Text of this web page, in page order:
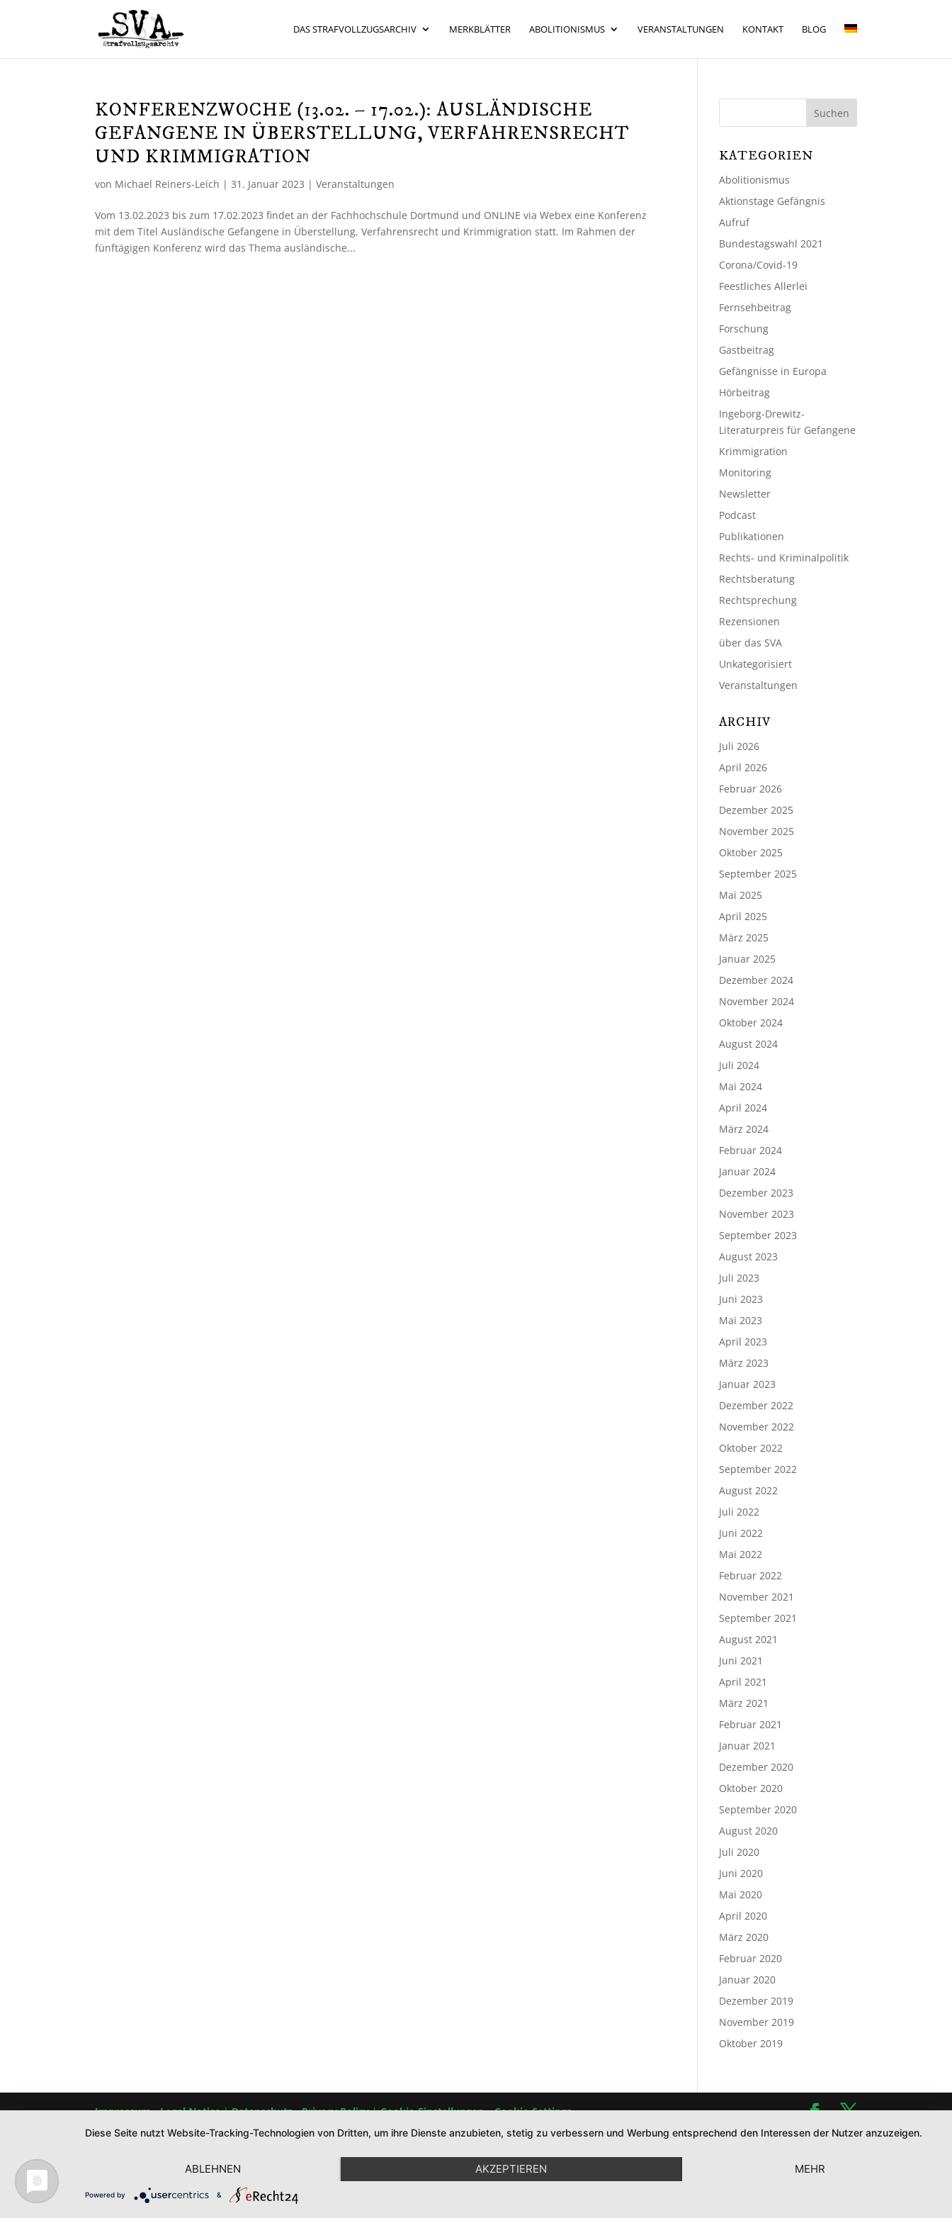
DAS STRAFVOLLZUGSARCHIV MERKBLÄTTER ABOLITIONISMUS VERANSTALTUNGEN KONTAKT BLOG
KONFERENZWOCHE (13.02. – 17.02.): AUSLÄNDISCHE
GEFANGENE IN ÜBERSTELLUNG, VERFAHRENSRECHT
UND KRIMMIGRATION
von Michael Reiners-Leich |31. Januar 2023 |Veranstaltungen
Vom 13.02.2023 bis zum 17.02.2023 findet an der Fachhochschule Dortmund und ONLINE via Webex eine Konferenz
mit dem Titel Ausländische Gefangene in Überstellung, Verfahrensrecht und Krimmigration statt. Im Rahmen der
fünftägigen Konferenz wird das Thema ausländische...
KATEGORIEN
Abolitionismus
Aktionstage Gefängnis
Aufruf
Bundestagswahl 2021
Corona/Covid-19
Feestliches Allerlei
Fernsehbeitrag
Forschung
Gastbeitrag
Gefängnisse in Europa
Hörbeitrag
Ingeborg-Drewitz-
Literaturpreis für Gefangene
Krimmigration
Monitoring
Newsletter
Podcast
Publikationen
Rechts- und Kriminalpolitik
Rechtsberatung
Rechtsprechung
Rezensionen
über das SVA
Unkategorisiert
Veranstaltungen
ARCHIV
Juli 2026
April 2026
Februar 2026
Dezember 2025
November 2025
Oktober 2025
September 2025
Mai 2025
April 2025
März 2025
Januar 2025
Dezember 2024
November 2024
Oktober 2024
August 2024
Juli 2024
Mai 2024
April 2024
März 2024
Februar 2024
Januar 2024
Dezember 2023
November 2023
September 2023
August 2023
Juli 2023
Juni 2023
Mai 2023
April 2023
März 2023
Januar 2023
Dezember 2022
November 2022
Oktober 2022
September 2022
August 2022
Juli 2022
Juni 2022
Mai 2022
Februar 2022
November 2021
September 2021
August 2021
Juni 2021
April 2021
März 2021
Februar 2021
Januar 2021
Dezember 2020
Oktober 2020
September 2020
August 2020
Juli 2020
Juni 2020
Mai 2020
April 2020
März 2020
Februar 2020
Januar 2020
Dezember 2019
November 2019
Oktober 2019
Impressum-Legal Notice|Datenschutz-Privacy Policy|Cookie-Einstellungen – Cookie-Settings
Diese Seite nutzt Website-Tracking-Technologien von Dritten, um ihre Dienste anzubieten, stetig zu verbessern und Werbung entsprechend den Interessen der Nutzer anzuzeigen.
ABLEHNEN AKZEPTIEREN MEHR
Powered by &